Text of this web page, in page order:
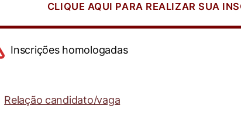
CLIQUE AQUI PARA REALIZAR SUA
Inscrições homologadas
Relação candidato/vaga